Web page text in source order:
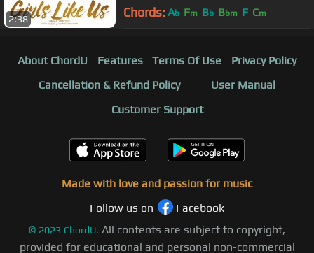
2:38
사)
Chords: Ab Fm Bb Bbm F Cm
About ChordU Features Terms Of Use
Privacy Policy
Cancellation & Refund Policy
User Manual
Customer Support
Made with love and passion for music
Follow us on
Facebook
© 2023 ChordU. All contents are subject to copyright,
provided for educational and personal non-commercial